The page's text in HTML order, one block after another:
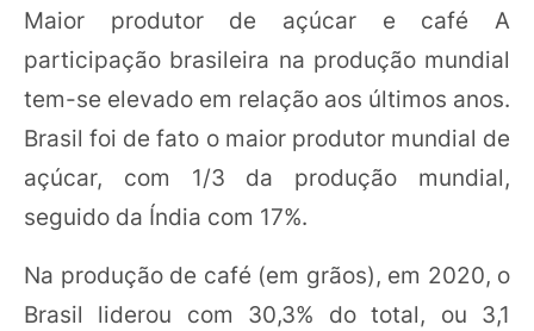
Maior produtor de açúcar e café A
participação brasileira na produção mundial
tem-se elevado em relação aos últimos anos.
Brasil foi de fato o maior produtor mundial de
açúcar, com 1/3 da produção mundial,
seguido da Índia com 17%.
Na produção de café (em grãos), em 2020, o
Brasil liderou com 30,3% do total, ou 3,1